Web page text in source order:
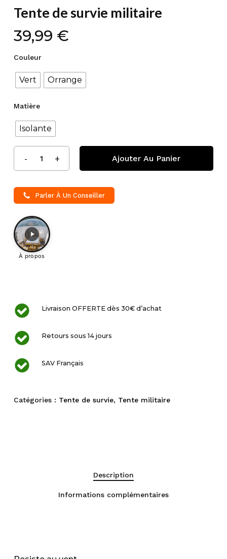
Tente de survie militaire
39,99 €
Couleur
Vert Orrange
Matière
Isolante
Ajouter Au Panier
Parler À Un Conseiller
À propos
Livraison OFFERTE dès 30€ d’achat
Retours sous 14 jours
SAV Français
Catégories : Tente de survie, Tente militaire
Description
Informations complémentaires